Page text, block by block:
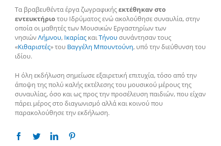
Τα βραβευθέντα έργα ζωγραφικήςεκτέθηκαν στο
εντευκτήριοτου Ιδρύματος ενώ ακολούθησε συναυλία, στην
οποία οι μαθητές των Μουσικών Εργαστηρίων των
νησιώνΛήμνου, Ικαρίας και Τήνουσυνάντησαν τους
«Κιθαριστές» του Βαγγέλη Μπουντούνη, υπό την διεύθυνση του
ιδίου.
Η όλη εκδήλωση σημείωσε εξαιρετική επιτυχία, τόσο από την
άποψη της πολύ καλής εκτέλεσης του μουσικού μέρους της
συναυλίας, όσο και ως προς την προσέλευση παιδιών, που είχαν
πάρει μέρος στο διαγωνισμό αλλά και κοινού που
παρακολούθησε την εκδήλωση.
Facebook
TwitterLinkedin